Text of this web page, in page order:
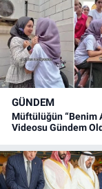
GÜNDEM
Müftülüğün “Benim
Videosu Gündem